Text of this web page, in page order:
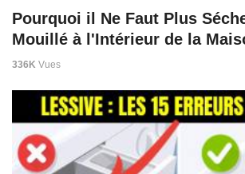
Pourquoi il Ne Faut Plus
Mouillé à l'Intérieur de la
336K Vues